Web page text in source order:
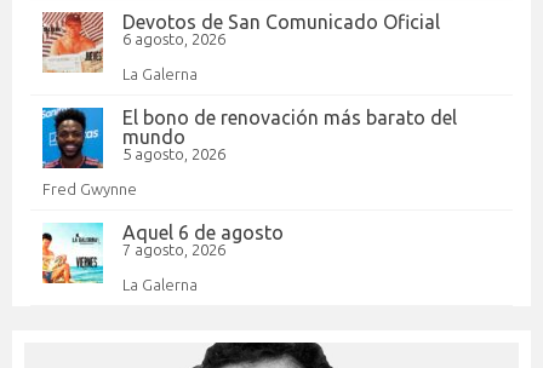
Devotos de San Comunicado Oficial
6 agosto, 2026
La Galerna
El bono de renovación más barato del
mundo
5 agosto, 2026
Fred Gwynne
Aquel 6 de agosto
7 agosto, 2026
La Galerna